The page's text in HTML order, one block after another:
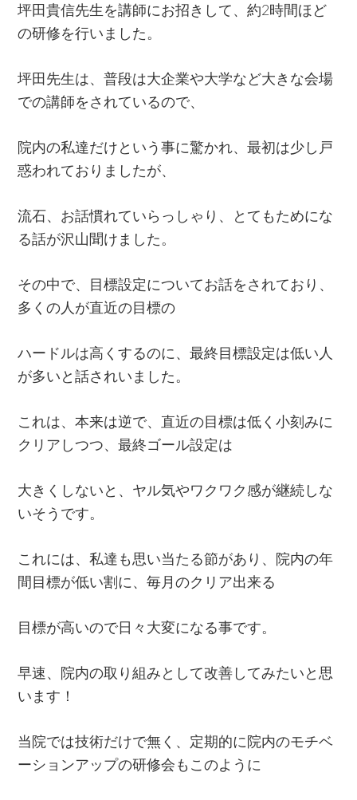
坪田貴信先生を講師にお招きして、約2時間ほど
の研修を行いました。
坪田先生は、普段は大企業や大学など大きな会場
での講師をされているので、
院内の私達だけという事に驚かれ、最初は少し戸
惑われておりましたが、
流石、お話慣れていらっしゃり、とてもためにな
る話が沢山聞けました。
その中で、目標設定についてお話をされており、
多くの人が直近の目標の
ハードルは高くするのに、最終目標設定は低い人
が多いと話されいました。
これは、本来は逆で、直近の目標は低く小刻みに
クリアしつつ、最終ゴール設定は
大きくしないと、ヤル気やワクワク感が継続しな
いそうです。
これには、私達も思い当たる節があり、院内の年
間目標が低い割に、毎月のクリア出来る
目標が高いので日々大変になる事です。
早速、院内の取り組みとして改善してみたいと思
います！
当院では技術だけで無く、定期的に院内のモチベ
ーションアップの研修会もこのように